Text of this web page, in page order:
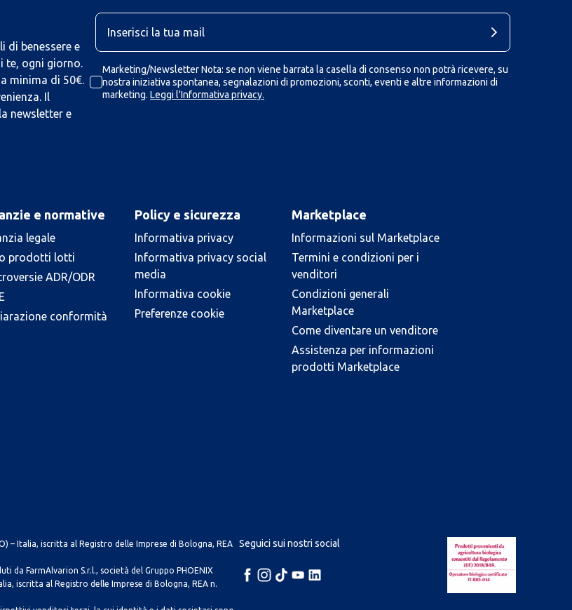
di benessere e
te, ogni giorno.
minima di 50€.
Il
newsletter e
Marketing/Newsletter Nota: se non viene barrata la casella di consenso non potrà ricevere, su
nostra iniziativa spontanea, segnalazioni di promozioni, sconti, eventi e altre informazioni di
marketing. Leggi l'Informativa privacy.
e normative
legale
prodotti lotti
ADR/ODR
conformità
Policy e sicurezza
Informativa privacy
Informativa privacy social
media
Informativa cookie
Preferenze cookie
Marketplace
Informazioni sul Marketplace
Termini e condizioni per i
venditori
Condizioni generali
Marketplace
Come diventare un venditore
Assistenza per informazioni
prodotti Marketplace
– Italia, iscritta al Registro delle Imprese di Bologna, REA
FarmAlvarion S.r.l., società del Gruppo PHOENIX
iscritta al Registro delle Imprese di Bologna, REA n.
Seguici sui nostri social